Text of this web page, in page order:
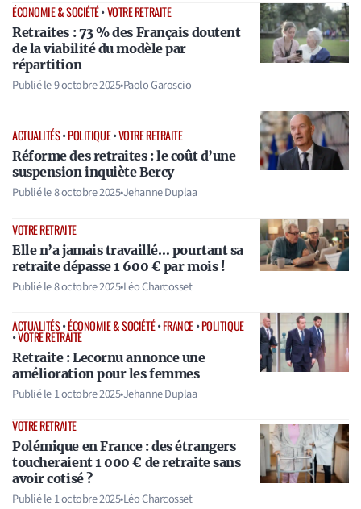
ÉCONOMIE & SOCIÉTÉ•VOTRE RETRAITE
Retraites : 73 % des Français doutent
de la viabilité du modèle par
répartition
Publié le9 octobre 2025•Paolo Garoscio
ACTUALITÉS•POLITIQUE•VOTRE RETRAITE
Réforme des retraites : le coût d’une
suspension inquiète Bercy
Publié le8 octobre 2025•Jehanne Duplaa
VOTRE RETRAITE
Elle n’a jamais travaillé… pourtant sa
retraite dépasse 1 600 € par mois !
Publié le8 octobre 2025•Léo Charcosset
ACTUALITÉS•ÉCONOMIE & SOCIÉTÉ•FRANCE•POLITIQUE
•VOTRE RETRAITE
Retraite : Lecornu annonce une
amélioration pour les femmes
Publié le1 octobre 2025•Jehanne Duplaa
VOTRE RETRAITE
Polémique en France : des étrangers
toucheraient 1 000 € de retraite sans
avoir cotisé ?
Publié le1 octobre 2025•Léo Charcosset